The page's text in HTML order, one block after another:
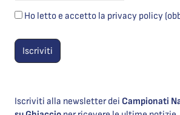
Ho letto e accetto la privacy policy
Iscriviti alla newsletter dei Campionati